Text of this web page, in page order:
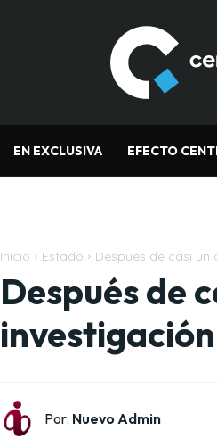
EN EXCLUSIVA EFECTO
Inicio Estado Después de casi
Después de
Por: Nuevo Admin